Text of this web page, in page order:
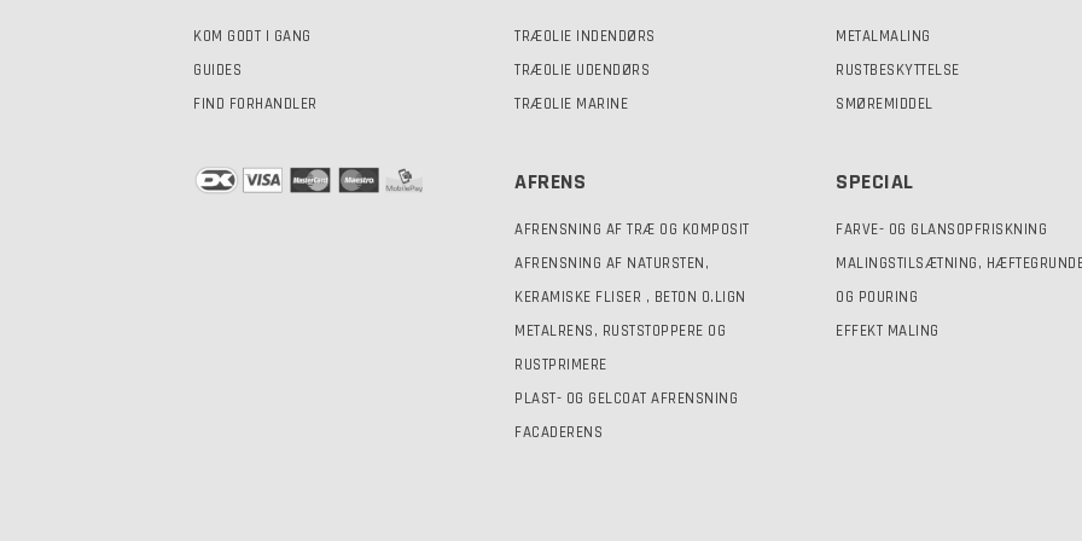
KOM GODT I GANG
GUIDES
FIND FORHANDLER
TRÆOLIE INDENDØRS
TRÆOLIE UDENDØRS
TRÆOLIE MARINE
AFRENS
AFRENSNING AF TRÆ OG KOMPOSIT
AFRENSNING AF NATURSTEN,
KERAMISKE FLISER , BETON O.LIGN
METALRENS, RUSTSTOPPERE OG
RUSTPRIMERE
PLAST- OG GELCOAT AFRENSNING
FACADERENS
METALMALING
RUSTBESKYTTELSE
SMØREMIDDEL
SPECIAL
FARVE- OG GLANSOPFRISKNING
MALINGSTILSÆTNING,
OG POURING
EFFEKT MALING